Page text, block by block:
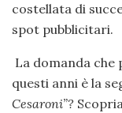
costellata di
spot pubblicitari.
La domanda
questi anni è la
Cesaroni”?